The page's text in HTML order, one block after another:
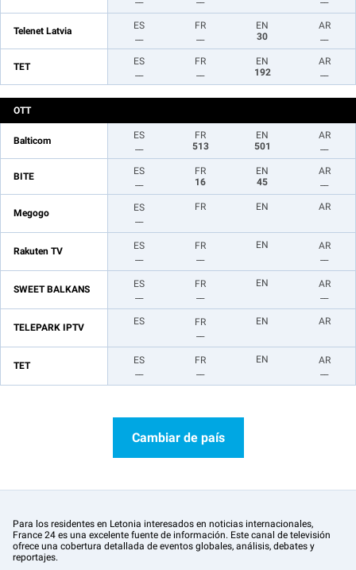
Telenet Latvia
ES
FR
EN
30
AR
TET
ES
FR
EN
192
AR
OTT
Balticom
ES
FR
513
EN
501
AR
BITE
ES
FR
16
EN
45
AR
Megogo
ES
FR EN AR
Rakuten TV
ES
FR
EN
AR
SWEET BALKANS
ES
FR
EN
AR
TELEPARK IPTV
ES
FR
EN AR
TET
ES
FR
EN
AR
Cambiar de país
Para los residentes en Letonia interesados en noticias internacionales,
France 24 es una excelente fuente de información. Este canal de televisión
ofrece una cobertura detallada de eventos globales, análisis, debates y
reportajes.